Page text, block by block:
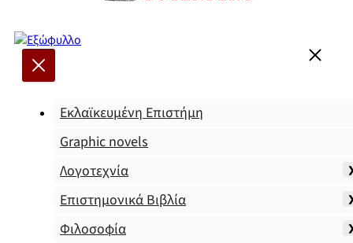
Εκλαϊκευμένη Επιστήμη
Graphic novels
Λογοτεχνία
Επιστημονικά Βιβλία
Φιλοσοφία